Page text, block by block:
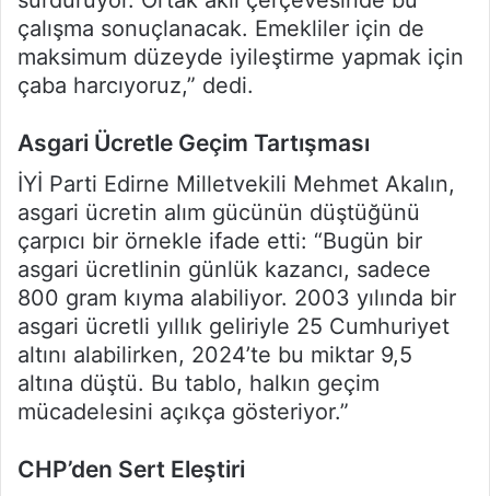
çalışma sonuçlanacak. Emekliler için de
maksimum düzeyde iyileştirme yapmak için
çaba harcıyoruz,” dedi.
Asgari Ücretle Geçim Tartışması
İYİ Parti Edirne Milletvekili Mehmet Akalın,
asgari ücretin alım gücünün düştüğünü
çarpıcı bir örnekle ifade etti: “Bugün bir
asgari ücretlinin günlük kazancı, sadece
800 gram kıyma alabiliyor. 2003 yılında bir
asgari ücretli yıllık geliriyle 25 Cumhuriyet
altını alabilirken, 2024’te bu miktar 9,5
altına düştü. Bu tablo, halkın geçim
mücadelesini açıkça gösteriyor.”
CHP’den Sert Eleştiri